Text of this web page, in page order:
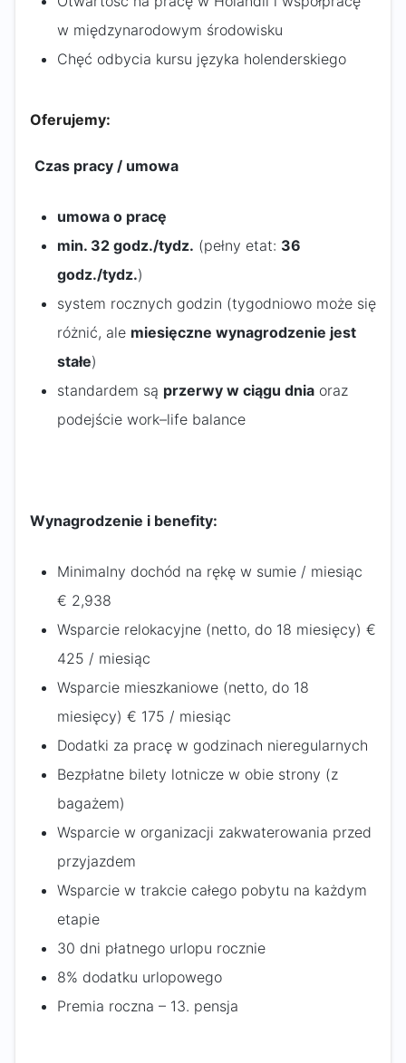
w międzynarodowym środowisku
Chęć odbycia kursu języka holenderskiego
Oferujemy:
Czas pracy / umowa
umowa o pracę
min. 32 godz./tydz. (pełny etat: 36
godz./tydz.)
system rocznych godzin (tygodniowo może się
różnić, ale miesięczne wynagrodzenie jest
stałe)
standardem są przerwy w ciągu dnia oraz
podejście work–life balance
Wynagrodzenie i benefity:
Minimalny dochód na rękę w sumie / miesiąc
€ 2,938
Wsparcie relokacyjne (netto, do 18 miesięcy) €
425 / miesiąc
Wsparcie mieszkaniowe (netto, do 18
miesięcy) € 175 / miesiąc
Dodatki za pracę w godzinach nieregularnych
Bezpłatne bilety lotnicze w obie strony (z
bagażem)
Wsparcie w organizacji zakwaterowania przed
przyjazdem
Wsparcie w trakcie całego pobytu na każdym
etapie
30 dni płatnego urlopu rocznie
8% dodatku urlopowego
Premia roczna – 13. pensja